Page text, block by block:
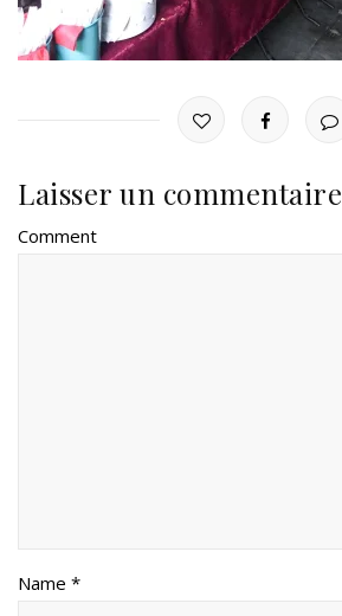
Laisser un commentaire
Comment
Name *